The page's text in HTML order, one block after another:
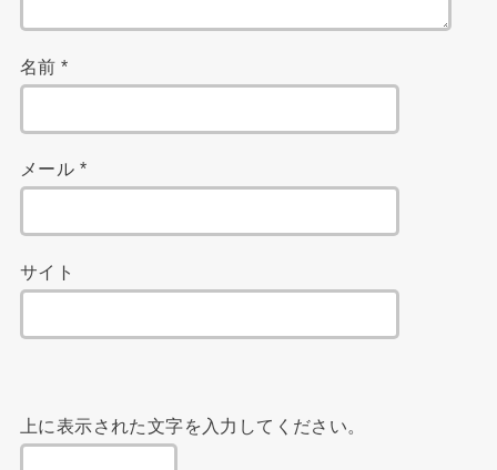
名前*
メール *
サイト
上に表示された文字を入力してください。